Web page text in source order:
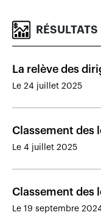
La relève des
confirmée
Le 24 juillet 2025
Classement des
d’assurance de
Le 4 juillet 2025
Classement des
d’assurance de
Le 19 septembre